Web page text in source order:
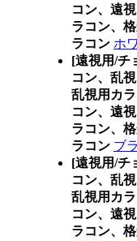
コン、遠
ラコン、
ラコン ホ
[遠視用/チ
コン、乱
乱視用カ
コン、遠
ラコン、
ラコン ブ
[遠視用/チ
コン、乱
乱視用カ
コン、遠
ラコン、